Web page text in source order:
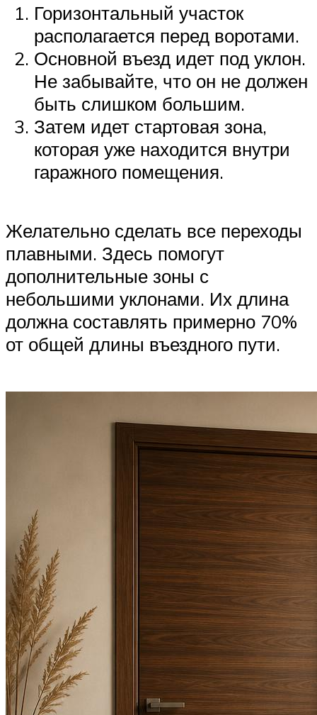
Горизонтальный участок
располагается перед воротами.
Основной въезд идет под уклон.
Не забывайте, что он не должен
быть слишком большим.
Затем идет стартовая зона,
которая уже находится внутри
гаражного помещения.
Желательно сделать все переходы
плавными. Здесь помогут
дополнительные зоны с
небольшими уклонами. Их длина
должна составлять примерно 70%
от общей длины въездного пути.